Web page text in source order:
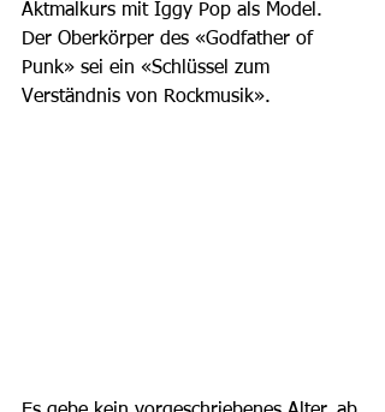
Aktmalkurs mit Iggy Pop als Model.
Der Oberkörper des «Godfather of
Punk» sei ein «Schlüssel zum
Verständnis von Rockmusik».